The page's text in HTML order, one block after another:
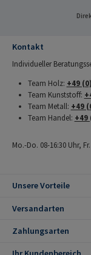
Kontakt
Individueller
Team Holz: +49
Team Kunststoff:
Team Metall: +49
Team Handel: +49
Mo.-Do. 08-16:30 Uhr,
Unsere Vorteile
Versandarten
Zahlungsarten